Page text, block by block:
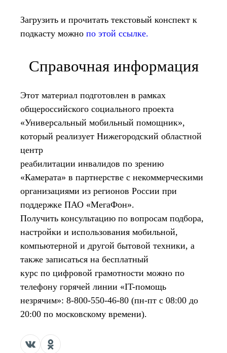
Загрузить и прочитать текстовый конспект к
подкасту можно по этой ссылке.
Справочная информация
Этот материал подготовлен в рамках
общероссийского социального проекта
«Универсальный мобильный помощник»,
который реализует Нижегородский областной
центр
реабилитации инвалидов по зрению
«Камерата» в партнерстве с некоммерческими
организациями из регионов России при
поддержке ПАО «МегаФон».
Получить консультацию по вопросам подбора,
настройки и использования мобильной,
компьютерной и другой бытовой техники, а
также записаться на бесплатный
курс по цифровой грамотности можно по
телефону горячей линии «IT-помощь
незрячим»: 8-800-550-46-80 (пн-пт с 08:00 до
20:00 по московскому времени).